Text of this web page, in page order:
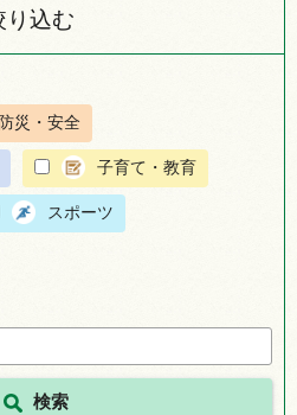
り込む
防災・安全
子育て・教育
スポーツ